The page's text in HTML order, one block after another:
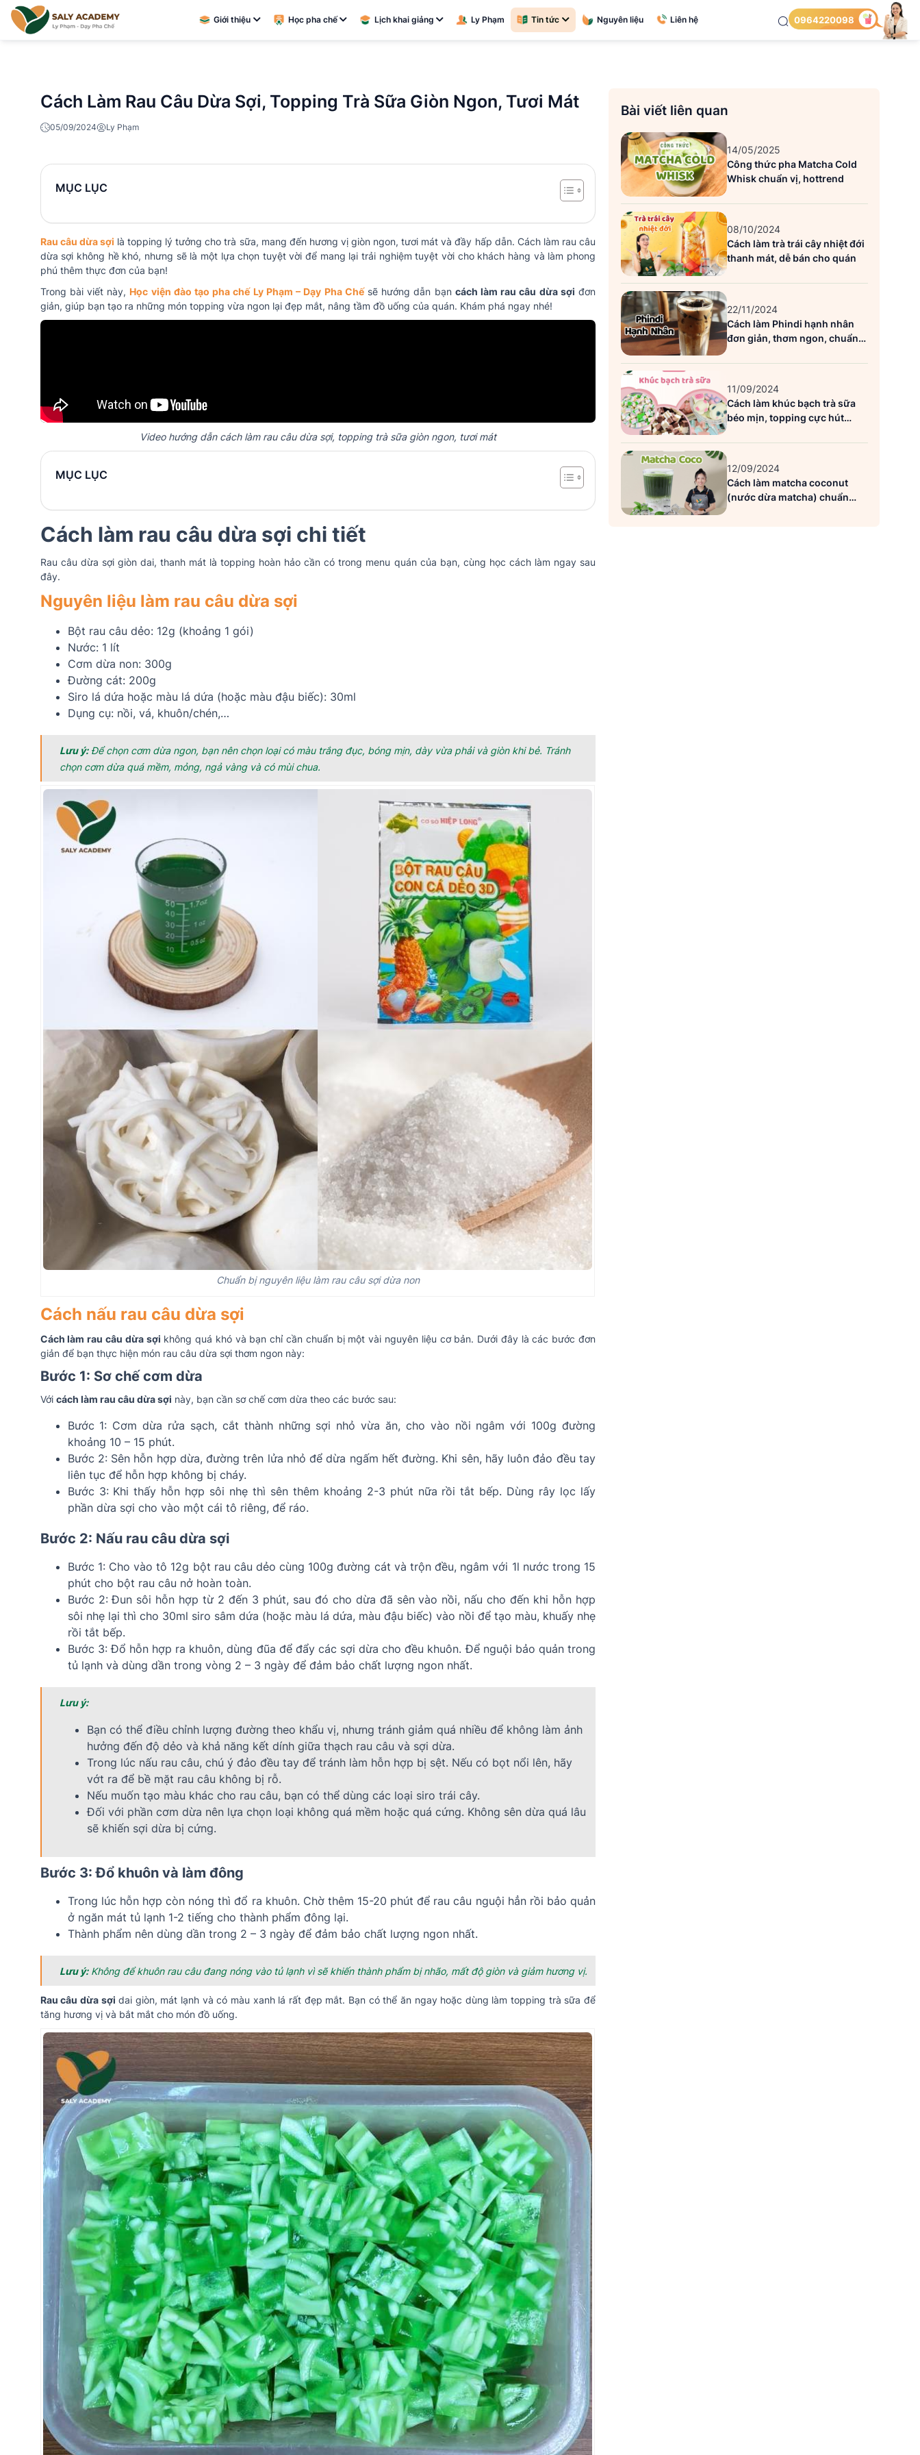
Giới thiệu Học pha chế Lịch khai giảng Ly Phạm Tin tức Nguyên liệu Liên hệ 0964220098
Cách Làm Rau Câu Dừa Sợi, Topping Trà Sữa Giòn Ngon, Tươi Mát
05/09/2024 Ly Phạm
MỤC LỤC
Rau câu dừa sợi là topping lý tưởng cho trà sữa, mang đến hương vị giòn ngon, tươi mát và đầy hấp dẫn. Cách làm rau câu
dừa sợi không hề khó, nhưng sẽ là một lựa chọn tuyệt vời để mang lại trải nghiệm tuyệt vời cho khách hàng và làm phong
phú thêm thực đơn của bạn!
Trong bài viết này, Học viện đào tạo pha chế Ly Phạm – Dạy Pha Chếsẽ hướng dẫn bạn cách làm rau câu dừa sợi đơn
giản, giúp bạn tạo ra những món topping vừa ngon lại đẹp mắt, nâng tầm đồ uống của quán. Khám phá ngay nhé!
Video hướng dẫn cách làm rau câu dừa sợi, topping trà sữa giòn ngon, tươi mát
MỤC LỤC
Cách làm rau câu dừa sợi chi tiết
Rau câu dừa sợi giòn dai, thanh mát là topping hoàn hảo cần có trong menu quán của bạn, cùng học cách làm ngay sau
đây.
Nguyên liệu làm rau câu dừa sợi
Bột rau câu dẻo: 12g (khoảng 1 gói)
Nước: 1 lít
Cơm dừa non: 300g
Đường cát: 200g
Siro lá dứa hoặc màu lá dứa (hoặc màu đậu biếc): 30ml
Dụng cụ: nồi, vá, khuôn/chén,…
Lưu ý:Để chọn cơm dừa ngon, bạn nên chọn loại có màu trắng đục, bóng mịn, dày vừa phải và giòn khi bẻ. Tránh
chọn cơm dừa quá mềm, mỏng, ngả vàng và có mùi chua.
Chuẩn bị nguyên liệu làm rau câu sợi dừa non
Cách nấu rau câu dừa sợi
Cách làm rau câu dừa sợi không quá khó và bạn chỉ cần chuẩn bị một vài nguyên liệu cơ bản. Dưới đây là các bước đơn
giản để bạn thực hiện món rau câu dừa sợi thơm ngon này:
Bước 1: Sơ chế cơm dừa
Với cách làm rau câu dừa sợi này, bạn cần sơ chế cơm dừa theo các bước sau:
Bước 1: Cơm dừa rửa sạch, cắt thành những sợi nhỏ vừa ăn, cho vào nồi ngâm với 100g đường
khoảng 10 – 15 phút.
Bước 2: Sên hỗn hợp dừa, đường trên lửa nhỏ để dừa ngấm hết đường. Khi sên, hãy luôn đảo đều tay
liên tục để hỗn hợp không bị cháy.
Bước 3: Khi thấy hỗn hợp sôi nhẹ thì sên thêm khoảng 2-3 phút nữa rồi tắt bếp. Dùng rây lọc lấy
phần dừa sợi cho vào một cái tô riêng, để ráo.
Bước 2: Nấu rau câu dừa sợi
Bước 1: Cho vào tô 12g bột rau câu dẻo cùng 100g đường cát và trộn đều, ngâm với 1l nước trong 15
phút cho bột rau câu nở hoàn toàn.
Bước 2: Đun sôi hỗn hợp từ 2 đến 3 phút, sau đó cho dừa đã sên vào nồi, nấu cho đến khi hỗn hợp
sôi nhẹ lại thì cho 30ml siro sâm dứa (hoặc màu lá dứa, màu đậu biếc) vào nồi để tạo màu, khuấy nhẹ
rồi tắt bếp.
Bước 3: Đổ hỗn hợp ra khuôn, dùng đũa để đẩy các sợi dừa cho đều khuôn. Để nguội bảo quản trong
tủ lạnh và dùng dần trong vòng 2 – 3 ngày để đảm bảo chất lượng ngon nhất.
Lưu ý:
Bạn có thể điều chỉnh lượng đường theo khẩu vị, nhưng tránh giảm quá nhiều để không làm ảnh
hưởng đến độ dẻo và khả năng kết dính giữa thạch rau câu và sợi dừa.
Trong lúc nấu rau câu, chú ý đảo đều tay để tránh làm hỗn hợp bị sệt. Nếu có bọt nổi lên, hãy
vớt ra để bề mặt rau câu không bị rỗ.
Nếu muốn tạo màu khác cho rau câu, bạn có thể dùng các loại siro trái cây.
Đối với phần cơm dừa nên lựa chọn loại không quá mềm hoặc quá cứng. Không sên dừa quá lâu
sẽ khiến sợi dừa bị cứng.
Bước 3: Đổ khuôn và làm đông
Trong lúc hỗn hợp còn nóng thì đổ ra khuôn. Chờ thêm 15-20 phút để rau câu nguội hẳn rồi bảo quản
ở ngăn mát tủ lạnh 1-2 tiếng cho thành phẩm đông lại.
Thành phẩm nên dùng dần trong 2 – 3 ngày để đảm bảo chất lượng ngon nhất.
Lưu ý:Không để khuôn rau câu đang nóng vào tủ lạnh vì sẽ khiến thành phẩm bị nhão, mất độ giòn và giảm hương vị.
Rau câu dừa sợi dai giòn, mát lạnh và có màu xanh lá rất đẹp mắt. Bạn có thể ăn ngay hoặc dùng làm topping trà sữa để
tăng hương vị và bắt mắt cho món đồ uống.
Bài viết liên quan
14/05/2025
Công thức pha Matcha Cold
Whisk chuẩn vị, hottrend
08/10/2024
Cách làm trà trái cây nhiệt đới
thanh mát, dễ bán cho quán
22/11/2024
Cách làm Phindi hạnh nhân
đơn giản, thơm ngon, chuẩn
vị Highlands
11/09/2024
Cách làm khúc bạch trà sữa
béo mịn, topping cực hút
12/09/2024
Cách làm matcha coconut
(nước dừa matcha) chuẩn
siêu ngon